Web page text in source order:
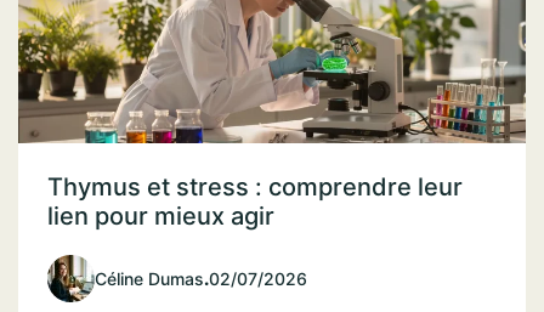
Thymus et stress : comprendre leur
lien pour mieux agir
Céline Dumas.02/07/2026